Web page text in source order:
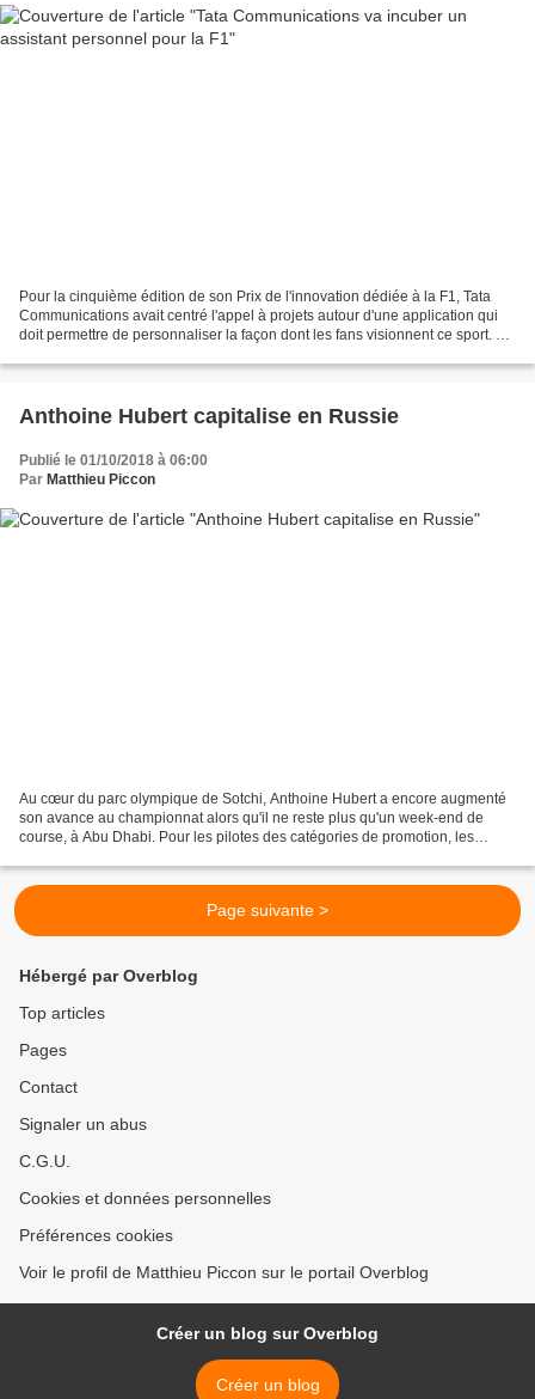
Pour la cinquième édition de son Prix de l'innovation dédiée à la F1, Tata
Communications avait centré l'appel à projets autour d'une application qui
doit permettre de personnaliser la façon dont les fans visionnent ce sport. Le
Anthoine Hubert capitalise en Russie
Publié le 01/10/2018 à 06:00
Par Matthieu Piccon
Au cœur du parc olympique de Sotchi, Anthoine Hubert a encore augmenté
son avance au championnat alors qu'il ne reste plus qu'un week-end de
course, à Abu Dhabi. Pour les pilotes des catégories de promotion, les
Page suivante >
Hébergé par Overblog
Top articles
Pages
Contact
Signaler un abus
C.G.U.
Cookies et données personnelles
Préférences cookies
Voir le profil de Matthieu Piccon sur le portail Overblog
Créer un blog sur Overblog
Créer un blog